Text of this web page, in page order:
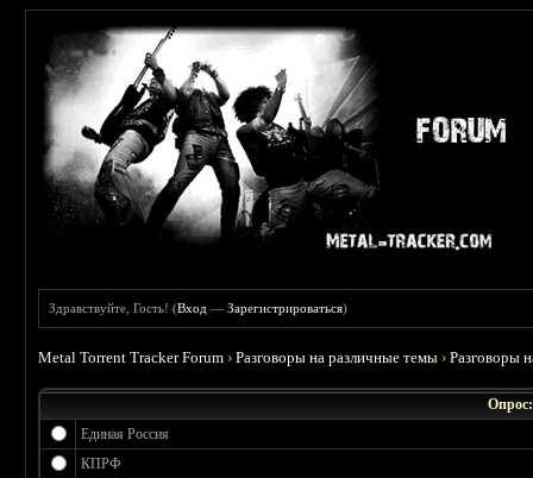
Здравствуйте, Гость! (Вход —Зарегистрироваться)
Metal Torrent Tracker Forum ›Разговоры на различные темы ›Разговоры
Опрос:
Единая Россия
КПРФ